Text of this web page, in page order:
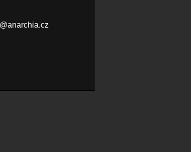
archia.cz